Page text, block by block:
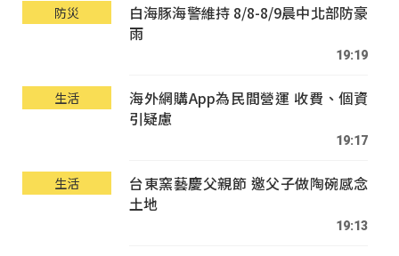
防災
白海豚海警維持 8/8-8/9晨中北部防豪
雨
19:19
生活
海外網購App為民間營運 收費、個資
引疑慮
19:17
生活
台東窯藝慶父親節 邀父子做陶碗感念
土地
19:13